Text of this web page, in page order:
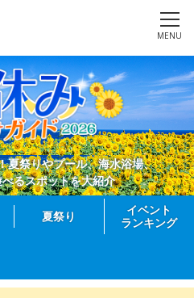
MENU
夏祭りやプール、海水浴場、
るスポットを大紹介
夏祭り
イベント
ランキング